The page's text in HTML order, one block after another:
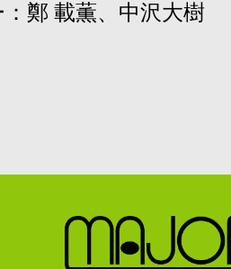
鄭 載薫、中沢大樹